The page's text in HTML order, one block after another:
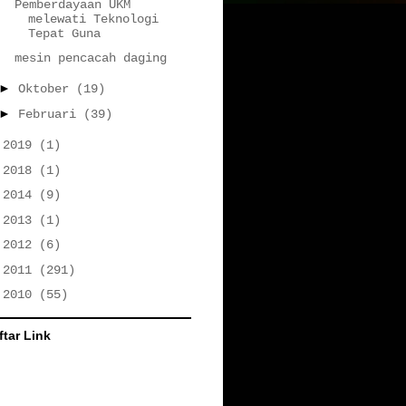
Pemberdayaan UKM
melewati Teknologi
Tepat Guna
mesin pencacah daging
Oktober
(19)
Februari (39)
2019
(1)
2018
(1)
2014
(9)
2013
(1)
2012
(6)
2011
(291)
2010 (55)
Link